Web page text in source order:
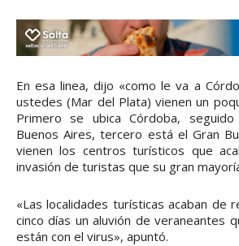
En esa linea, dijo «como le va a
ustedes (Mar del Plata) vienen un
Primero se ubica Córdoba,
Buenos Aires, tercero está el Gran
vienen los centros turísticos que
invasión de turistas que su gran
«Las localidades turísticas acaban de
cinco días un aluvión de veraneantes
están con el virus», apuntó.